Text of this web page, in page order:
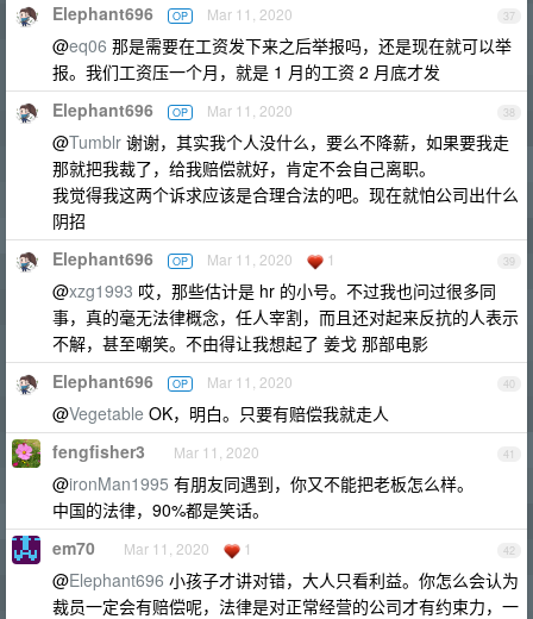
37
Elephant696 OP Mar 11, 2020
@eq06 那是需要在工资发下来之后举报吗，还是现在就可以举
报。我们工资压一个月，就是 1 月的工资 2 月底才发
38
Elephant696 OP Mar 11, 2020
@Tumblr 谢谢，其实我个人没什么，要么不降薪，如果要我走
那就把我裁了，给我赔偿就好，肯定不会自己离职。
我觉得我这两个诉求应该是合理合法的吧。现在就怕公司出什么
阴招
39
Elephant696 OP Mar 11, 2020 1
@xzg1993 哎，那些估计是 hr 的小号。不过我也问过很多同
事，真的毫无法律概念，任人宰割，而且还对起来反抗的人表示
不解，甚至嘲笑。不由得让我想起了 姜戈 那部电影
40
Elephant696 OP Mar 11, 2020
@Vegetable OK，明白。只要有赔偿我就走人
41
fengfisher3 Mar 11, 2020
@ironMan1995 有朋友同遇到，你又不能把老板怎么样。
中国的法律，90%都是笑话。
42
em70 Mar 11, 2020 1
@Elephant696 小孩子才讲对错，大人只看利益。你怎么会认为
裁员一定会有赔偿呢，法律是对正常经营的公司才有约束力，一